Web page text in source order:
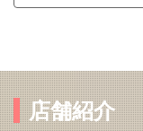
店舗紹介